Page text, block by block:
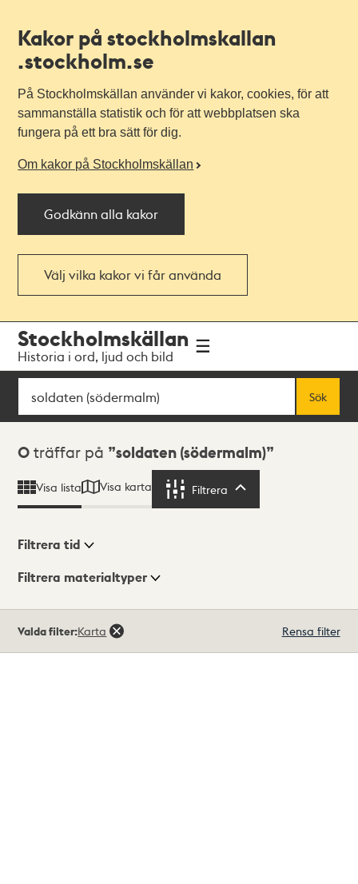
Kakor på stockholmskallan
.stockholm.se
På Stockholmskällan använder vi kakor, cookies, för att
sammanställa statistik och för att webbplatsen ska
fungera på ett bra sätt för dig.
Om kakor på Stockholmskällan
Godkänn alla kakor
Välj vilka kakor vi får använda
navigationen
huvudinnehållet
Stockholmskällan
Historia i ord, ljud och bild
Sök
Sök
Sökresultat
0 träffar på soldaten (södermalm)
Visa lista Visa karta Filtrera
Visningsläge
Filtrera tid
Filtrera materialtyper
träffar
Valda filter:Karta Rensa filter